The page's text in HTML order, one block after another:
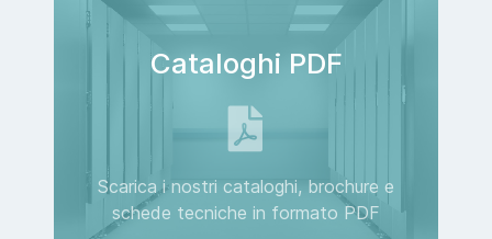
Cataloghi PDF
Scarica i nostri cataloghi, brochure e
schede tecniche in formato PDF